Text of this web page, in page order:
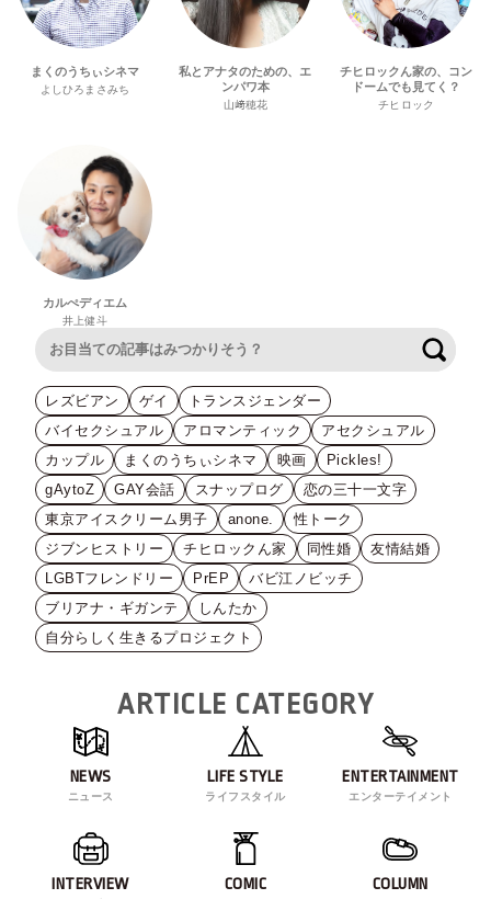
まくのうちぃシネマ
よしひろまさみち
私とアナタのための、エ
ンパワ本
山﨑穂花
チヒロックん家の、コン
ドームでも見てく？
チヒロック
カルぺディエム
井上健斗
レズビアン ゲイ
トランスジェンダー
バイセクシュアル
アロマンティック
アセクシュアル
カップル
まくのうちぃシネマ 映画
Pickles!
gAytoZ
GAY会話 スナップログ
恋の三十一文字
東京アイスクリーム男子
anone.
性トーク
ジブンヒストリー
チヒロックん家 同性婚
友情結婚
LGBTフレンドリー
PrEP
バビ江ノビッチ
ブリアナ・ギガンテ
しんたか
自分らしく生きるプロジェクト
ARTICLE CATEGORY
NEWS
ニュース
LIFE STYLE
ライフスタイル
ENTERTAINMENT
エンターテイメント
INTERVIEW COMIC COLUMN